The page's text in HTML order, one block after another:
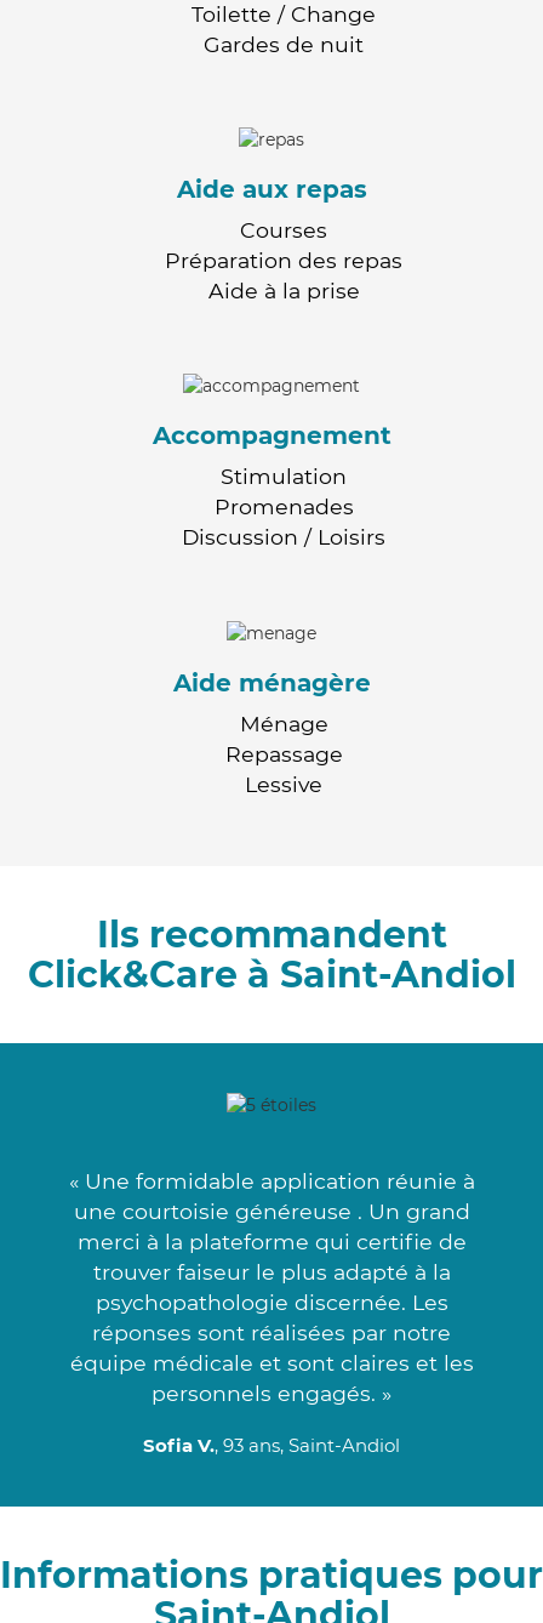
Toilette / Change
Gardes de nuit
Aide aux repas
Courses
Préparation des repas
Aide à la prise
Accompagnement
Stimulation
Promenades
Discussion / Loisirs
Aide ménagère
Ménage
Repassage
Lessive
Ils recommandent
Click&Care à Saint-Andiol
« Une formidable application réunie à
une courtoisie généreuse . Un grand
merci à la plateforme qui certifie de
trouver faiseur le plus adapté à la
psychopathologie discernée. Les
réponses sont réalisées par notre
équipe médicale et sont claires et les
personnels engagés. »
Sofia V., 93 ans, Saint-Andiol
Informations pratiques pour